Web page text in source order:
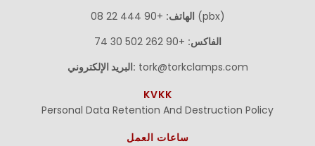
الهاتف: +90 444 22 08 (pbx)
الفاكس: +90 262 502 30 74
البريد الإلكتروني: tork@torkclamps.com
KVKK
Personal Data Retention And Destruction Policy
ساعات العمل